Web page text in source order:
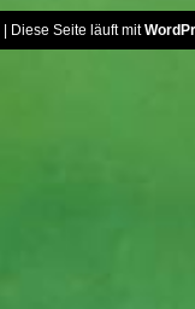
| Diese Seite läuft mit